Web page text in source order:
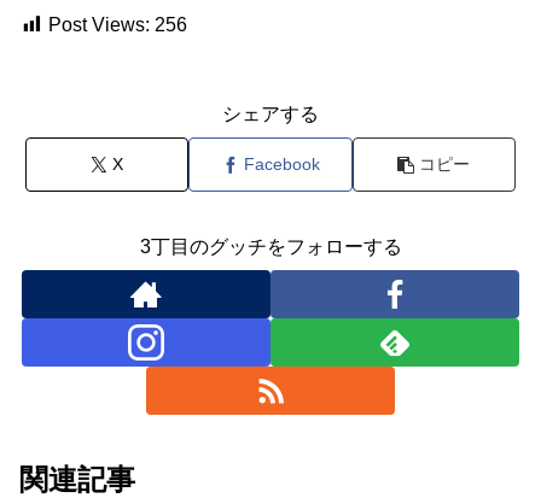
Post Views: 256
シェアする
X Facebook コピー
3丁目のグッチをフォローする
関連記事